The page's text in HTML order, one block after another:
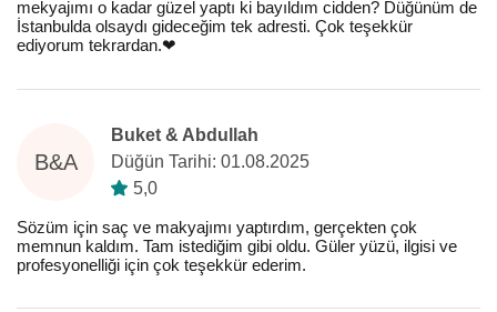
mekyajımı o kadar güzel yaptı ki bayıldım cidden? Düğünüm de
İstanbulda olsaydı gideceğim tek adresti. Çok teşekkür
ediyorum tekrardan.❤️
B&A
Buket & Abdullah
Düğün Tarihi: 01.08.2025
5,0
Sözüm için saç ve makyajımı yaptırdım, gerçekten çok
memnun kaldım. Tam istediğim gibi oldu. Güler yüzü, ilgisi ve
profesyonelliği için çok teşekkür ederim.